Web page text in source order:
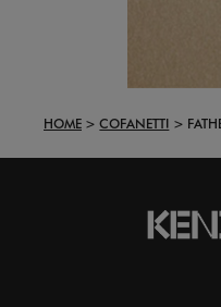
HOME COFANETTI